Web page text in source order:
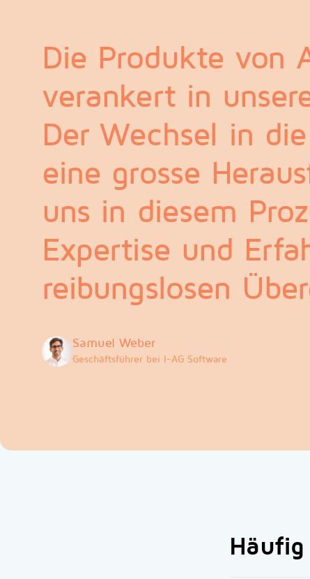
Die Produkte von
verankert in
Der Wechsel in
eine grosse
uns in diesem
Expertise und
reibungslosen
Samuel Weber
Geschäftsführer bei I-AG Software